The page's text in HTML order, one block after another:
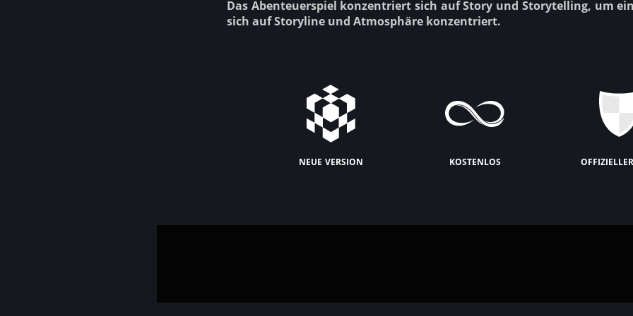
Das Abenteuerspiel konzentriert sich auf Story und Storytelling, um
sich auf Storyline und Atmosphäre konzentriert.
neue version kostenlos